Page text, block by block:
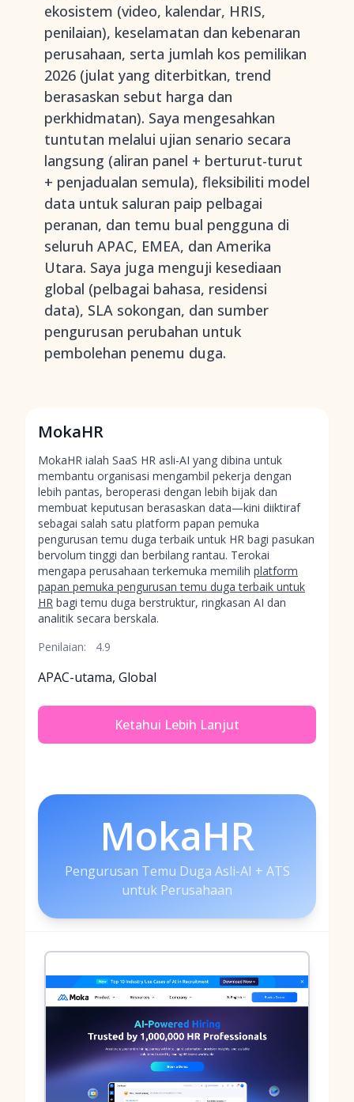
ekosistem (video, kalendar, HRIS,
penilaian), keselamatan dan kebenaran
perusahaan, serta jumlah kos pemilikan
2026 (julat yang diterbitkan, trend
berasaskan sebut harga dan
perkhidmatan). Saya mengesahkan
tuntutan melalui ujian senario secara
langsung (aliran panel + berturut-turut
+ penjadualan semula), fleksibiliti model
data untuk saluran paip pelbagai
peranan, dan temu bual pengguna di
seluruh APAC, EMEA, dan Amerika
Utara. Saya juga menguji kesediaan
global (pelbagai bahasa, residensi
data), SLA sokongan, dan sumber
pengurusan perubahan untuk
pembolehan penemu duga.
MokaHR
MokaHR ialah SaaS HR asli-AI yang dibina untuk
membantu organisasi mengambil pekerja dengan
lebih pantas, beroperasi dengan lebih bijak dan
membuat keputusan berasaskan data—kini diiktiraf
sebagai salah satu platform papan pemuka
pengurusan temu duga terbaik untuk HR bagi pasukan
bervolum tinggi dan berbilang rantau. Terokai
mengapa perusahaan terkemuka memilih platform
papan pemuka pengurusan temu duga terbaik untuk
HR bagi temu duga berstruktur, ringkasan AI dan
analitik secara berskala.
Penilaian:
4.9
APAC-utama, Global
Ketahui Lebih Lanjut
MokaHR
Pengurusan Temu Duga Asli-AI + ATS
untuk Perusahaan